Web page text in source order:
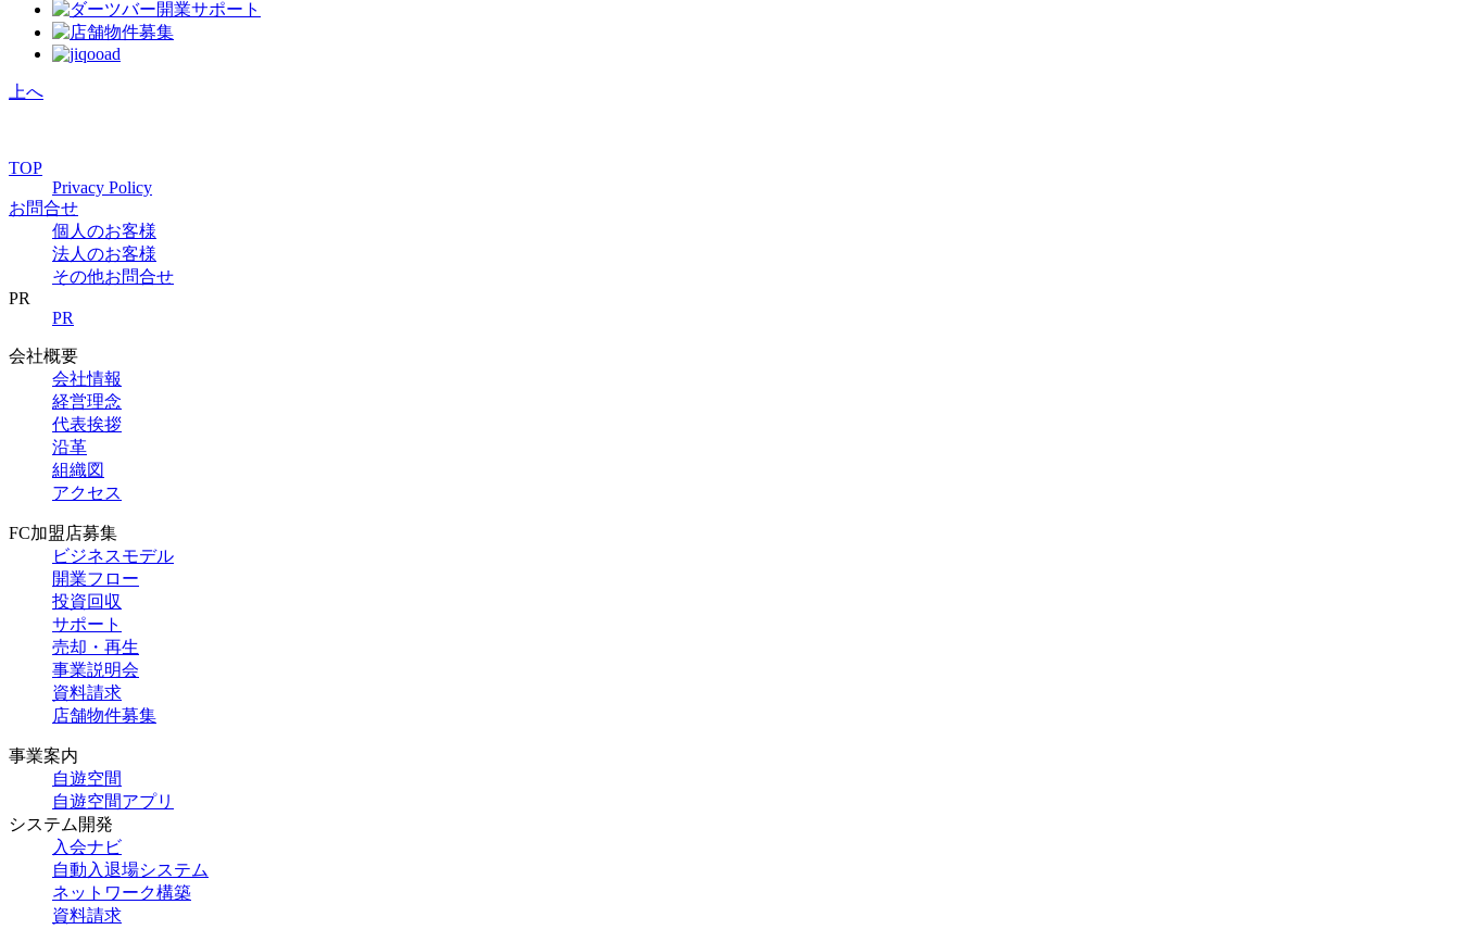
上へ
TOP
Privacy Policy
お問合せ
個人のお客様
法人のお客様
その他お問合せ
PR
PR
会社概要
会社情報
経営理念
代表挨拶
沿革
組織図
アクセス
FC加盟店募集
ビジネスモデル
開業フロー
投資回収
サポート
売却・再生
事業説明会
資料請求
店舗物件募集
事業案内
自遊空間
自遊空間アプリ
システム開発
入会ナビ
自動入退場システム
ネットワーク構築
資料請求